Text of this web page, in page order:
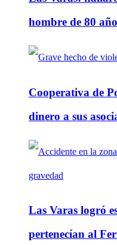
hombre de 80
Cooperativa de
dinero a sus
Las Varas logró
pertenecían al